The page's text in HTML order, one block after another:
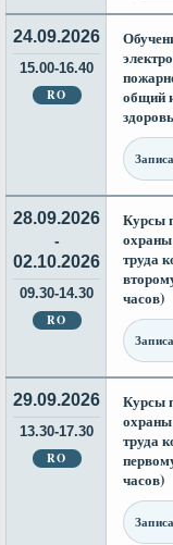
24.09.2026
15.00-16.40
RO
общий
28.09.2026
-
02.10.2026
09.30-14.30
RO
Курсы
охраны
труда
часов)
29.09.2026
13.30-17.30
RO
Курсы
охраны
труда
часов)